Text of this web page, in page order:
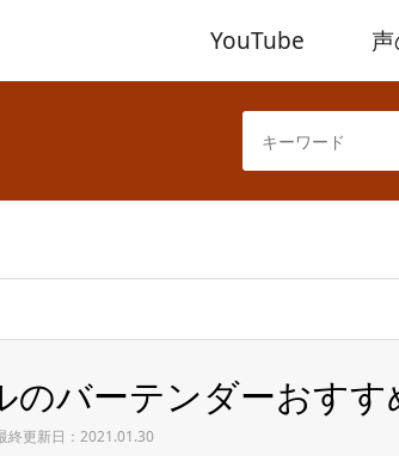
YouTube
ーおすすめ！おうちカクテル5種
のバーテンダーおす
終更新日：2021.01.30